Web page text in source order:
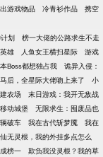
游戏物品 冷青衫作品
携空
划
榜一大佬的公路求生不走
雄 人鱼女王横扫星际
游戏
Boss都想独占我
诡异入侵：
后，全星际大佬吻上来了
小
农场
末日游戏：我开无敌战
动城堡
无限求生：囤废品也
破车 我在古代斩梦魇
我在
无灵根，我的外挂多点怎么
榜一
欺负我没灵根？我的草